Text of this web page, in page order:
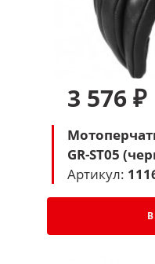
3 576 ₽
GR-ST05
Артикул: